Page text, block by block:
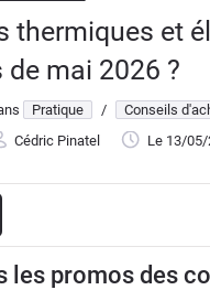
thermiques et
de mai 2026 ?
Pratique /
Conseils
Cédric Pinatel
Le 13/
les promos des